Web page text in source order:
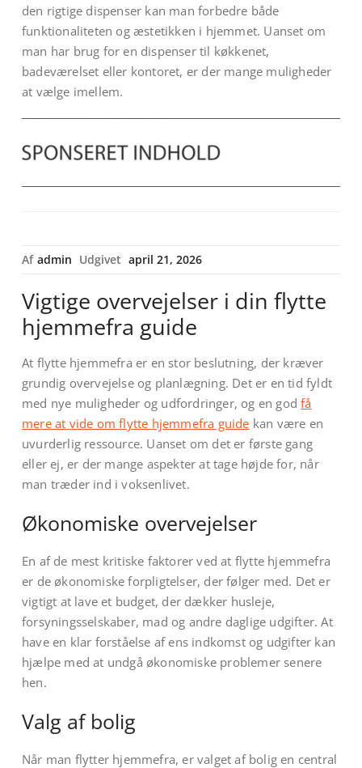
den rigtige dispenser kan man forbedre både
funktionaliteten og æstetikken i hjemmet. Uanset om
man har brug for en dispenser til køkkenet,
badeværelset eller kontoret, er der mange muligheder
at vælge imellem.
Af admin Udgivet april 21, 2026
Vigtige overvejelser i din flytte
hjemmefra guide
At flytte hjemmefra er en stor beslutning, der kræver
grundig overvejelse og planlægning. Det er en tid fyldt
med nye muligheder og udfordringer, og en godfå
mere at vide om flytte hjemmefra guide kan være en
uvurderlig ressource. Uanset om det er første gang
eller ej, er der mange aspekter at tage højde for, når
man træder ind i voksenlivet.
Økonomiske overvejelser
En af de mest kritiske faktorer ved at flytte hjemmefra
er de økonomiske forpligtelser, der følger med. Det er
vigtigt at lave et budget, der dækker husleje,
forsyningsselskaber, mad og andre daglige udgifter. At
have en klar forståelse af ens indkomst og udgifter kan
hjælpe med at undgå økonomiske problemer senere
hen.
Valg af bolig
Når man flytter hjemmefra, er valget af bolig en central